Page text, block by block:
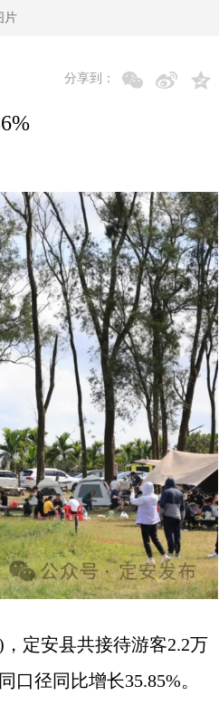
片
分享到：
定安县共接待游客2.2万
口径同比增长35.85%。